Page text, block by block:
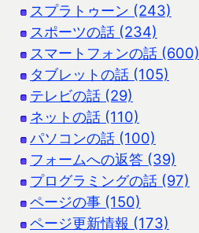
スプラトゥーン (243)
スポーツの話 (234)
スマートフォンの話 (600)
タブレットの話 (105)
テレビの話 (29)
ネットの話 (110)
パソコンの話 (100)
フォームへの返答 (39)
プログラミングの話 (97)
ページの事 (150)
ページ更新情報 (173)